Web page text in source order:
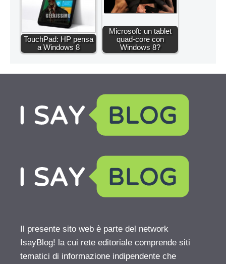
TouchPad: HP pensa
a Windows 8
Microsoft: un tablet
quad-core con
Windows 8?
Il presente sito web è parte del network
IsayBlog! la cui rete editoriale comprende siti
tematici di informazione indipendente che